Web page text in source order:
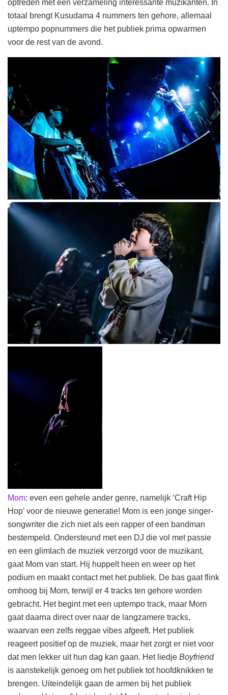
optreden met een verzameling interessante muzikanten. In
totaal brengt Kusudama 4 nummers ten gehore, allemaal
uptempo popnummers die het publiek prima opwarmen
voor de rest van de avond.
Mom: even een gehele ander genre, namelijk ‘Craft Hip
Hop’ voor de nieuwe generatie! Mom is een jonge singer-
songwriter die zich niet als een rapper of een bandman
bestempeld. Ondersteund met een DJ die vol met passie
en een glimlach de muziek verzorgd voor de muzikant,
gaat Mom van start. Hij huppelt heen en weer op het
podium en maakt contact met het publiek. De bas gaat flink
omhoog bij Mom, terwijl er 4 tracks ten gehore worden
gebracht. Het begint met een uptempo track, maar Mom
gaat daarna direct over naar de langzamere tracks,
waarvan een zelfs reggae vibes afgeeft. Het publiek
reageert positief op de muziek, maar het zorgt er niet voor
dat men lekker uit hun dag kan gaan. Het liedje Boyfriend
is aanstekelijk genoeg om het publiek tot hoofdknikken te
brengen. Uiteindelijk gaan de armen bij het publiek